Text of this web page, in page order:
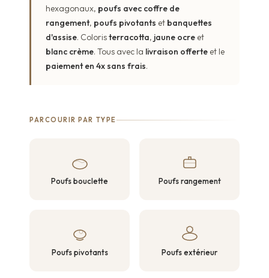
hexagonaux, poufs avec coffre de
rangement, poufs pivotants et banquettes
d'assise. Coloristerracotta, jaune ocre et
blanc crème. Tous avec la livraison offerte et le
paiement en 4x sans frais.
PARCOURIR PAR TYPE
Poufs bouclette Poufs rangement
Poufs pivotants Poufs extérieur